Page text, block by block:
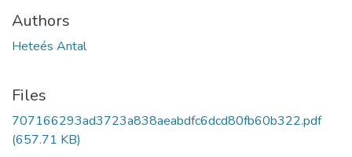
Authors
Heteés Antal
Files
707166293ad3723a838aeabdfc6dcd80fb60b322.pdf
(657.71 KB)